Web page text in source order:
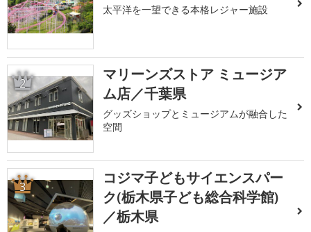
太平洋を一望できる本格レジャー施設
2
マリーンズストア ミュージア
ム店／千葉県
グッズショップとミュージアムが融合した
空間
3
コジマ子どもサイエンスパー
ク(栃木県子ども総合科学館)
／栃木県